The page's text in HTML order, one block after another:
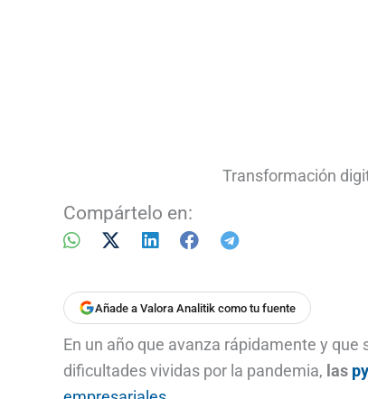
Transformación
Compártelo en:
Añade a Valora Analitik como tu fuente
En un año que avanza rápidamente y
dificultades vividas por la pandemia, las